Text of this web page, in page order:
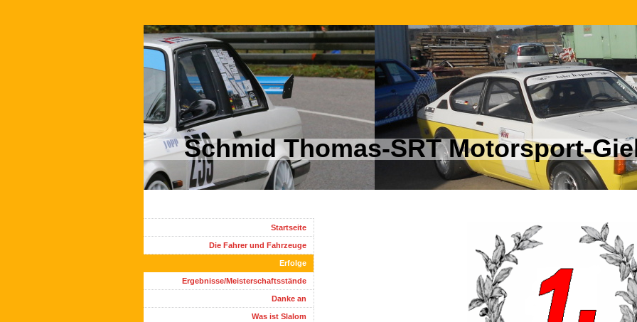
Schmid Thomas-SRT Motorsport-
Startseite
Die Fahrer und Fahrzeuge
Erfolge
Ergebnisse/Meisterschaftsstände
Danke an
Was ist Slalom